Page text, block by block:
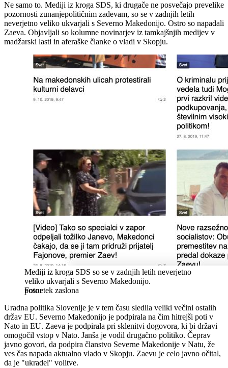
Ne samo to. Mediji iz kroga SDS, ki drugače ne posvečajo prevelike
pozornosti zunanjepolitičnim zadevam, so se v zadnjih letih
neverjetno veliko ukvarjali s Severno Makedonijo. Ostro so napadali
Zaeva. Objavljali so kolumne novinarjev iz tamkajšnjih medijev v
madžarski lasti in aferaške članke o vladi v Skopju.
Mediji iz kroga SDS so se v zadnjih letih neverjetno
veliko ukvarjali s Severno Makedonijo.
posnetek zaslona
Uradna politika Slovenije je v tem času sledila veliki večini ostalih
držav EU. Severno Makedonijo je podpirala na čim hitrejši poti v
Nato in EU. Zaeva je podpirala pri sklenitvi dogovora, ki bi državi
omogočil vstop v Nato. Janša je vodil drugačno politiko. Čeprav
javno govori, da podpira članstvo Severne Makedonije v Natu, že
ves čas napada aktualno vlado v Skopju. Zaevu je celo javno očital,
da je "ukradel" volitve.